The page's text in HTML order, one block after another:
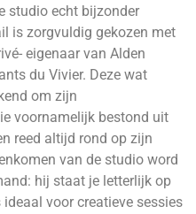
studio echt bijzonder
is zorgvuldig gekozen met
eigenaar van Alden
du Vivier. Deze wat
om zijn
voornamelijk bestond uit
reed altijd rond op zijn
van de studio word
hij staat je letterlijk op
voor creatieve sessies